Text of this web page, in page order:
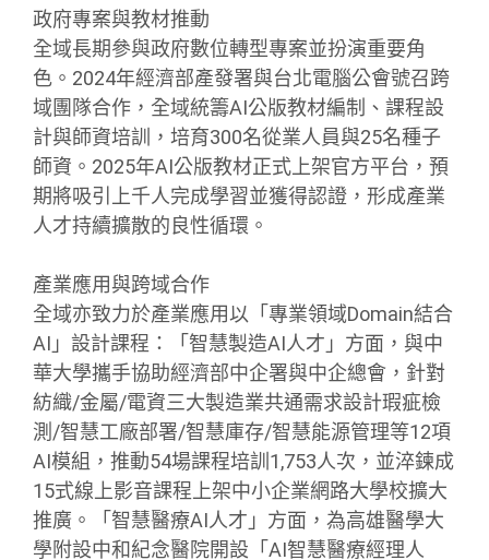
政府專案與教材推動
全域長期參與政府數位轉型專案並扮演重要角
色。2024年經濟部產發署與台北電腦公會號召跨
域團隊合作，全域統籌AI公版教材編制、課程設
計與師資培訓，培育300名從業人員與25名種子
師資。2025年AI公版教材正式上架官方平台，預
期將吸引上千人完成學習並獲得認證，形成產業
人才持續擴散的良性循環。
產業應用與跨域合作
全域亦致力於產業應用以「專業領域Domain結合
AI」設計課程：「智慧製造AI人才」方面，與中
華大學攜手協助經濟部中企署與中企總會，針對
紡織/金屬/電資三大製造業共通需求設計瑕疵檢
測/智慧工廠部署/智慧庫存/智慧能源管理等12項
AI模組，推動54場課程培訓1,753人次，並淬鍊成
15式線上影音課程上架中小企業網路大學校擴大
推廣。「智慧醫療AI人才」方面，為高雄醫學大
學附設中和紀念醫院開設「AI智慧醫療經理人